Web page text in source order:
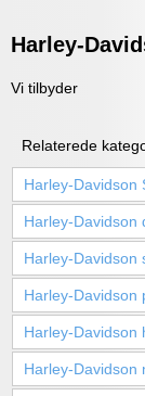
Harley-
Vi tilbyder
Relaterede
Harley-Davidson
Harley-Davidson
Harley-Davidson
Harley-Davidson
Harley-Davidson
Harley-Davidson